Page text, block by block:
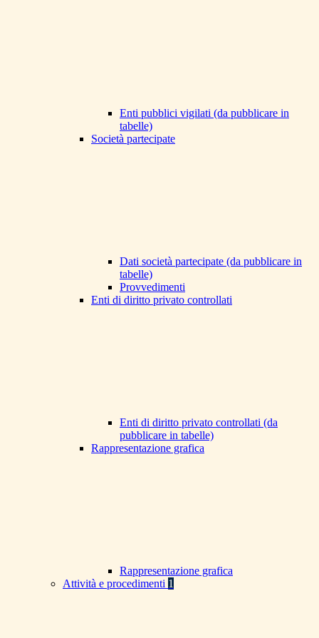
Enti pubblici vigilati (da pubblicare in
tabelle)
Società partecipate
Dati società partecipate (da pubblicare in
tabelle)
Provvedimenti
Enti di diritto privato controllati
Enti di diritto privato controllati (da
pubblicare in tabelle)
Rappresentazione grafica
Rappresentazione grafica
Attività e procedimenti 1